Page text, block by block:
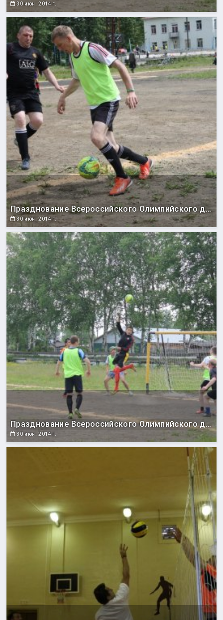
30 июн. 2014 г.
Празднование Всероссийского Олимпийского дня
30 июн. 2014 г.
Празднование Всероссийского Олимпийского дня
30 июн. 2014 г.